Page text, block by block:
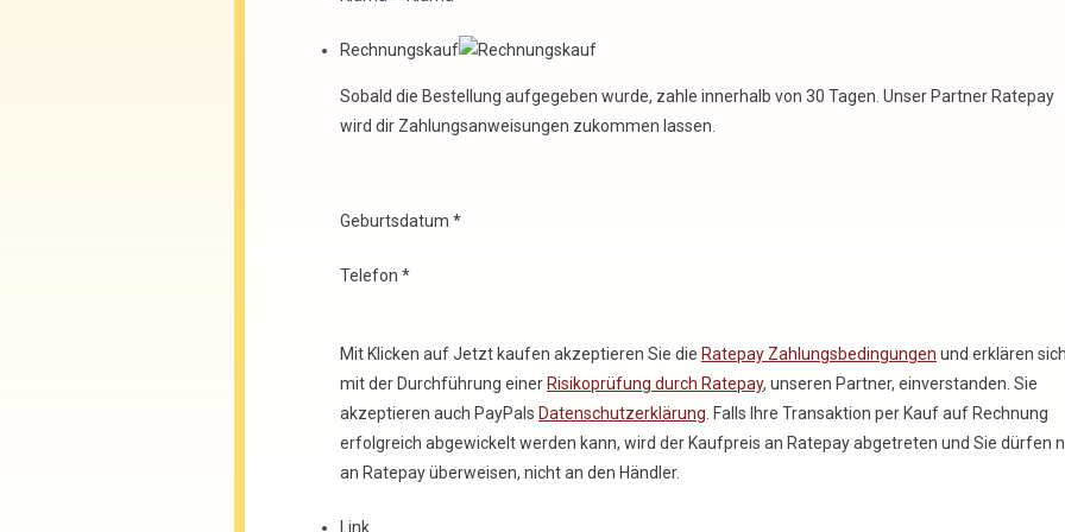
Rechnungskauf
Sobald die Bestellung aufgegeben wurde, zahle innerhalb von 30 Tagen. Unser Partner Ratepay
wird dir Zahlungsanweisungen zukommen lassen.
Geburtsdatum *
Telefon *
Mit Klicken auf Jetzt kaufen akzeptieren Sie die Ratepay Zahlungsbedingungen und erklären sich
mit der Durchführung einer Risikoprüfung durch Ratepay, unseren Partner, einverstanden. Sie
akzeptieren auch PayPals Datenschutzerklärung . Falls Ihre Transaktion per Kauf auf Rechnung
erfolgreich abgewickelt werden kann, wird der Kaufpreis an Ratepay abgetreten und Sie dürfen
an Ratepay überweisen, nicht an den Händler.
Link